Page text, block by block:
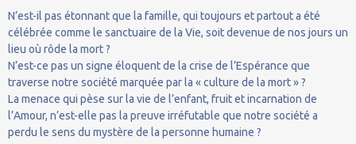
N’est-il pas étonnant que la famille, qui toujours et partout a été
célébrée comme le sanctuaire de la Vie, soit devenue de nos jours un
lieu où rôde la mort ?
N’est-ce pas un signe éloquent de la crise de l’Espérance que
traverse notre société marquée par la « culture de la mort » ?
La menace qui pèse sur la vie de l’enfant, fruit et incarnation de
l’Amour, n’est-elle pas la preuve irréfutable que notre société a
perdu le sens du mystère de la personne humaine ?